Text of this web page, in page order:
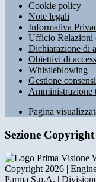
Cookie policy
Note legali
Informativa
Ufficio Relazioni
Dichiarazione di
Obiettivi di
Whistleblowing
Gestione
Amministrazione
Pagina
Sezione Copyright
Copyright 2026 |
Parma S.p.A. |